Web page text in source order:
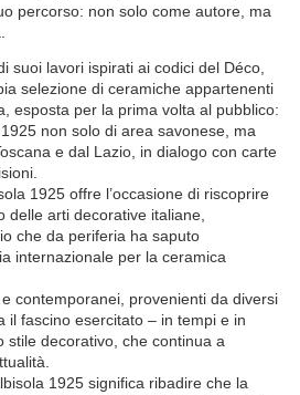
percorso: non solo come autore, ma
suoi lavori ispirati ai codici del Déco,
selezione di ceramiche appartenenti
esposta per la prima volta al pubblico:
non solo di area savonese, ma
e dal Lazio, in dialogo con carte
1925 offre l’occasione di riscoprire
delle arti decorative italiane,
che da periferia ha saputo
internazionale per la ceramica
e contemporanei, provenienti da diversi
il fascino esercitato – in tempi e in
stile decorativo, che continua a
1925 significa ribadire che la